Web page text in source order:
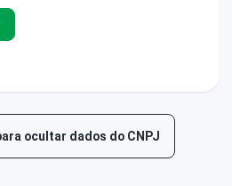
ocultar dados do CNPJ